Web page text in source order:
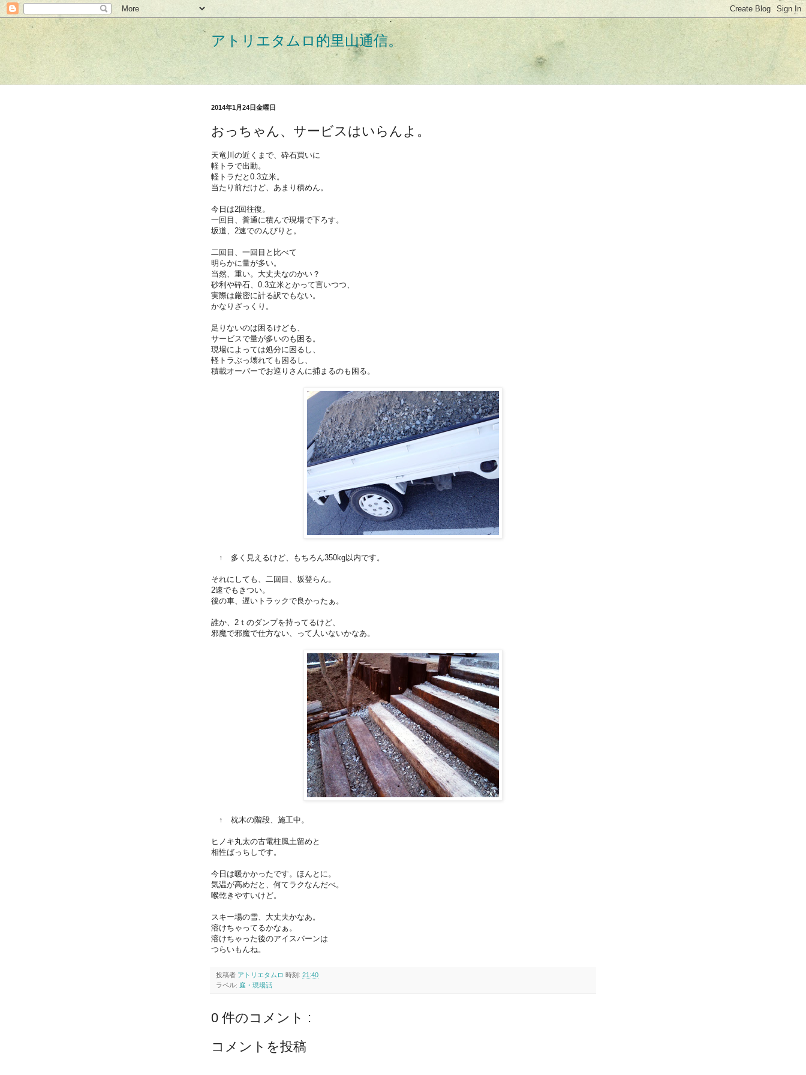
アトリエタムロ的里山通信。
2014年1月24日金曜日
おっちゃん、サービスはいらんよ。
天竜川の近くまで、砕石買いに
軽トラで出動。
軽トラだと0.3立米。
当たり前だけど、あまり積めん。
今日は2回往復。
一回目、普通に積んで現場で下ろす。
坂道、2速でのんびりと。
二回目、一回目と比べて
明らかに量が多い。
当然、重い。大丈夫なのかい？
砂利や砕石、0.3立米とかって言いつつ、
実際は厳密に計る訳でもない。
かなりざっくり。
足りないのは困るけども、
サービスで量が多いのも困る。
現場によっては処分に困るし、
軽トラぶっ壊れても困るし、
積載オーバーでお巡りさんに捕まるのも困る。
↑ 多く見えるけど、もちろん350kg以内です。
それにしても、二回目、坂登らん。
2速でもきつい。
後の車、遅いトラックで良かったぁ。
誰か、2ｔのダンプを持ってるけど、
邪魔で邪魔で仕方ない、って人いないかなあ。
↑ 枕木の階段、施工中。
ヒノキ丸太の古電柱風土留めと
相性ばっちしです。
今日は暖かかったです。ほんとに。
気温が高めだと、何てラクなんだべ。
喉乾きやすいけど。
スキー場の雪、大丈夫かなあ。
溶けちゃってるかなぁ。
溶けちゃった後のアイスバーンは
つらいもんね。
投稿者 アトリエタムロ 時刻: 21:40
ラベル: 庭・現場話
0 件のコメント :
コメントを投稿